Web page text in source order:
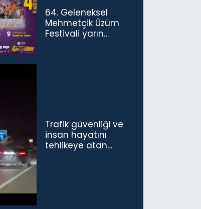
64. Geleneksel
Mehmetçik Üzüm
Festivali yarın
Trafik güvenliği ve
insan hayatını
tehlikeye atan